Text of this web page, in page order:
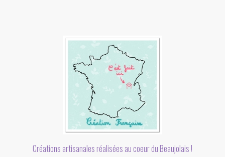
Créations artisanales réalisées au coeur du Beaujolais !